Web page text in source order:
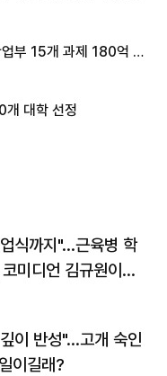
부 15개 과제 180억 지
개 대학 선정
식까지"…근육병 학
미디언 김규원이었
이 반성"…고개 숙인
이길래?